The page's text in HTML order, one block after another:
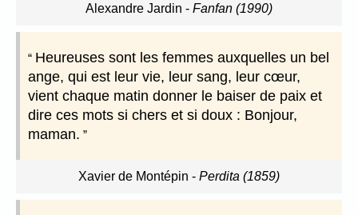
Alexandre Jardin - Fanfan (1990)
Heureuses sont les femmes auxquelles un bel
ange, qui est leur vie, leur sang, leur cœur,
vient chaque matin donner le baiser de paix et
dire ces mots si chers et si doux : Bonjour,
maman.
Xavier de Montépin - Perdita (1859)